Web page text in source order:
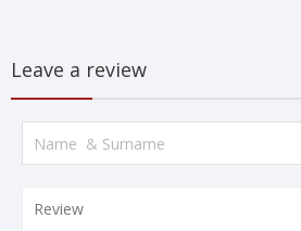
Leave a review